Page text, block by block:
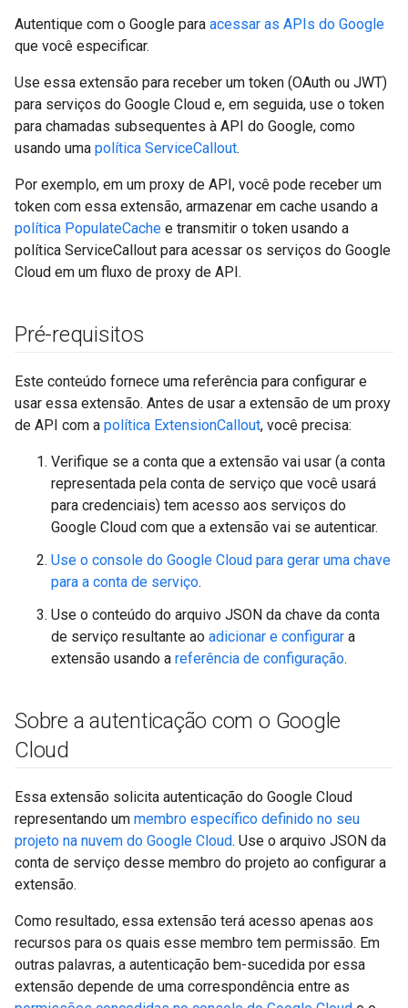
Autentique com o Google para acessar as APIs do Google
que você especificar.
Use essa extensão para receber um token (OAuth ou JWT)
para serviços do Google Cloud e, em seguida, use o token
para chamadas subsequentes à API do Google, como
usando uma política ServiceCallout.
Por exemplo, em um proxy de API, você pode receber um
token com essa extensão, armazenar em cache usando a
política PopulateCache e transmitir o token usando a
política ServiceCallout para acessar os serviços do Google
Cloud em um fluxo de proxy de API.
Pré-requisitos
Este conteúdo fornece uma referência para configurar e
usar essa extensão. Antes de usar a extensão de um proxy
de API com a política ExtensionCallout, você precisa:
Verifique se a conta que a extensão vai usar (a conta
representada pela conta de serviço que você usará
para credenciais) tem acesso aos serviços do
Google Cloud com que a extensão vai se autenticar.
Use o console do Google Cloud para gerar uma chave
para a conta de serviço.
Use o conteúdo do arquivo JSON da chave da conta
de serviço resultante ao adicionar e configurar a
extensão usando a referência de configuração.
Sobre a autenticação com o Google
Cloud
Essa extensão solicita autenticação do Google Cloud
representando um membro específico definido no seu
projeto na nuvem do Google Cloud. Use o arquivo JSON da
conta de serviço desse membro do projeto ao configurar a
extensão.
Como resultado, essa extensão terá acesso apenas aos
recursos para os quais esse membro tem permissão. Em
outras palavras, a autenticação bem-sucedida por essa
extensão depende de uma correspondência entre as